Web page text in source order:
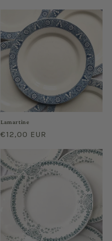
Lamartine
Regular
€12,00 EUR